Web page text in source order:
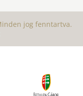
jog fenntartva.